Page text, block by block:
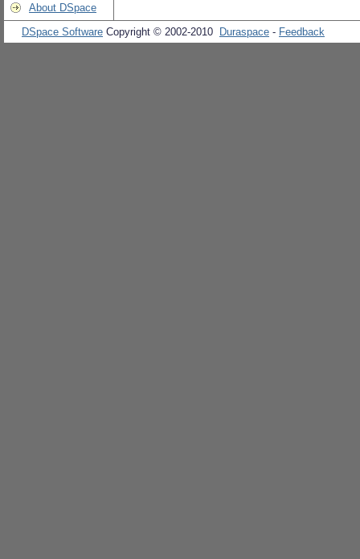
About DSpace
DSpace Software Copyright © 2002-2010 Duraspace - Feedback